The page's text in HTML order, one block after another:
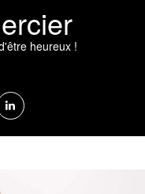
heureux !